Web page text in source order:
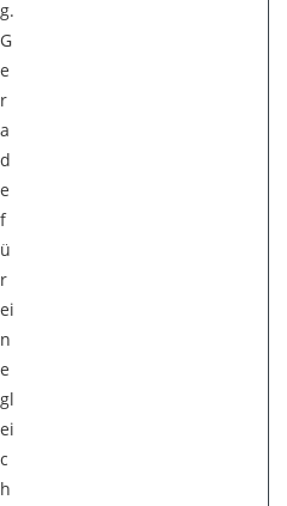
g.
G
e
r
a
d
e
f
ü
r
ei
n
e
gl
ei
c
h